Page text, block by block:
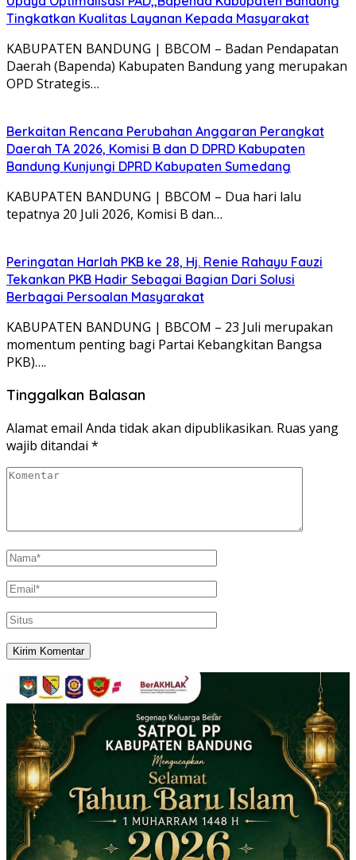
Tingkatkan Kualitas Layanan Kepada Masyarakat
KABUPATEN BANDUNG | BBCOM – Badan Pendapatan
Daerah (Bapenda) Kabupaten Bandung yang merupakan
OPD Strategis…
Berkaitan Rencana Perubahan Anggaran Perangkat
Daerah TA 2026, Komisi B dan D DPRD Kabupaten
Bandung Kunjungi DPRD Kabupaten Sumedang
KABUPATEN BANDUNG | BBCOM – Dua hari lalu
tepatnya 20 Juli 2026, Komisi B dan…
Peringatan Harlah PKB ke 28, Hj. Renie Rahayu Fauzi
Tekankan PKB Hadir Sebagai Bagian Dari Solusi
Berbagai Persoalan Masyarakat
KABUPATEN BANDUNG | BBCOM – 23 Juli merupakan
momentum penting bagi Partai Kebangkitan Bangsa
PKB)….
Tinggalkan Balasan
Alamat email Anda tidak akan dipublikasikan. Ruas yang
wajib ditandai *